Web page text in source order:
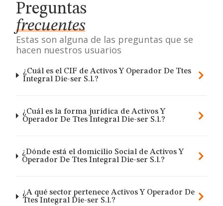
Preguntas
frecuentes
Estas son alguna de las preguntas que se
hacen nuestros usuarios
¿Cuál es el CIF de Activos Y Operador De Ttes
Integral Die-ser S.l.?
¿Cuál es la forma jurídica de Activos Y
Operador De Ttes Integral Die-ser S.l.?
¿Dónde está el domicilio Social de Activos Y
Operador De Ttes Integral Die-ser S.l.?
¿A qué sector pertenece Activos Y Operador De
Ttes Integral Die-ser S.l.?